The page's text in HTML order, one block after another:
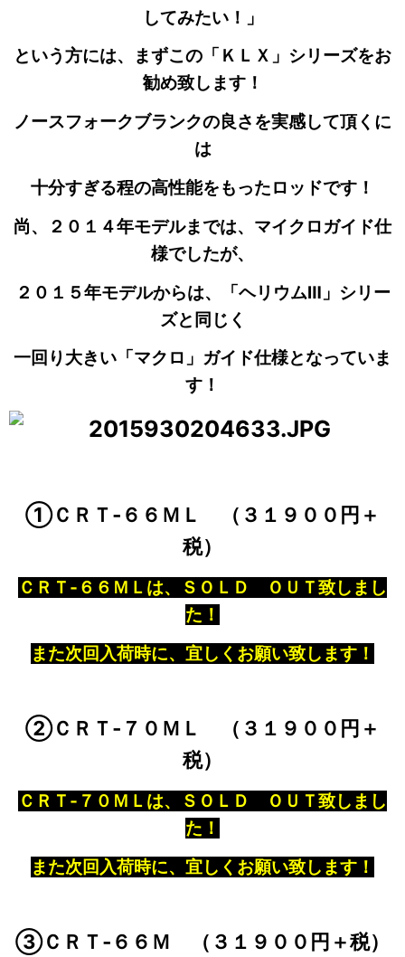
してみたい！」
という方には、まずこの「ＫＬＸ」シリーズをお
勧め致します！
ノースフォークブランクの良さを実感して頂くに
は
十分すぎる程の高性能をもったロッドです！
尚、２０１４年モデルまでは、マイクロガイド仕
様でしたが、
２０１５年モデルからは、「ヘリウムⅢ」シリー
ズと同じく
一回り大きい「マクロ」ガイド仕様となっていま
す！
①ＣＲＴ‐６６ＭＬ （３１９００円＋
税）
ＣＲＴ‐６６ＭＬは、ＳＯＬＤ ＯＵＴ致しまし
た！
また次回入荷時に、宜しくお願い致します！
②ＣＲＴ‐７０ＭＬ （３１９００円＋
税）
ＣＲＴ‐７０ＭＬは、ＳＯＬＤ ＯＵＴ致しまし
た！
また次回入荷時に、宜しくお願い致します！
③ＣＲＴ‐６６Ｍ （ ３１９００円＋税）